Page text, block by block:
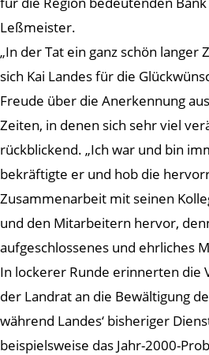
Leßmeister.
„In der Tat ein ganz schön langer
sich Kai Landes für die
Freude über die Anerkennung
Zeiten, in denen sich sehr viel
rückblickend. „Ich war und bin
bekräftigte er und hob die
Zusammenarbeit mit seinen
und den Mitarbeitern hervor,
aufgeschlossenes und ehrliches
In lockerer Runde erinnerten die
der Landrat an die Bewältigung
während Landes‘ bisheriger
beispielsweise das Jahr-2000-